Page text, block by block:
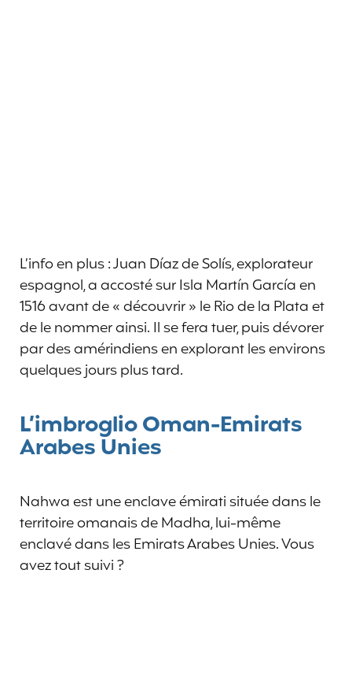
L’info en plus : Juan Díaz de Solís, explorateur
espagnol, a accosté sur Isla Martín García en
1516 avant de « découvrir » le Rio de la Plata et
de le nommer ainsi. Il se fera tuer, puis dévorer
par des amérindiens en explorant les environs
quelques jours plus tard.
L’imbroglio Oman-Emirats
Arabes Unies
Nahwa est une enclave émirati située dans le
territoire omanais de Madha, lui-même
enclavé dans les Emirats Arabes Unies. Vous
avez tout suivi ?